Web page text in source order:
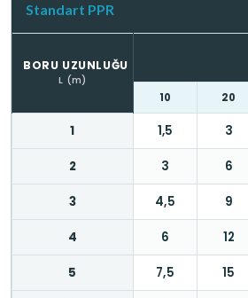
Standart PPR
BORU UZUNLUĞU
L (m)
10 20
1 1,5 3
2 3 6
3 4,5 9
4 6 12
5 7,5 15